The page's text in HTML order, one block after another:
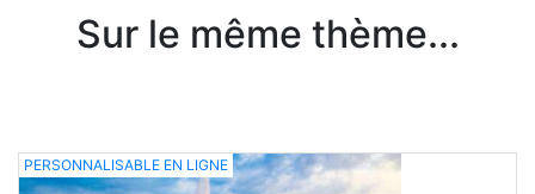
Sur le même thème...
PERSONNALISABLE EN LIGNE